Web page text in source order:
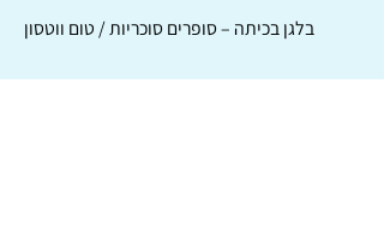
בלגן בכיתה – סופרים סוכריות / טום ווטסון
מטעויות לתגליות / תמי שם-טוב